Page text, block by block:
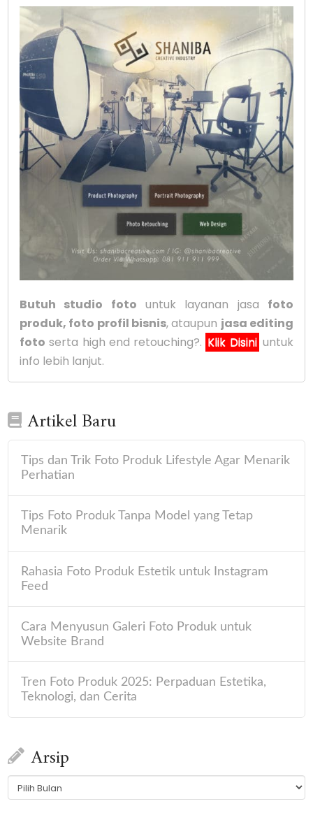
Butuh studio foto untuk layanan jasa foto
produk, foto profil bisnis, ataupun jasa editing
foto serta high end retouching?. Klik Disini untuk
info lebih lanjut.
Artikel Baru
Tips dan Trik Foto Produk Lifestyle Agar Menarik
Perhatian
Tips Foto Produk Tanpa Model yang Tetap
Menarik
Rahasia Foto Produk Estetik untuk Instagram
Feed
Cara Menyusun Galeri Foto Produk untuk
Website Brand
Tren Foto Produk 2025: Perpaduan Estetika,
Teknologi, dan Cerita
Arsip
Arsip